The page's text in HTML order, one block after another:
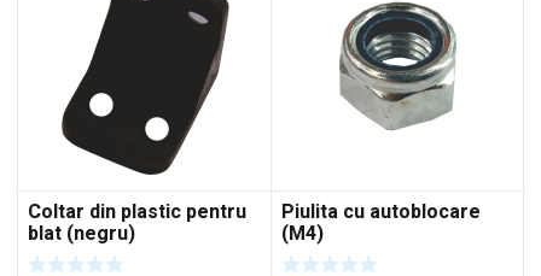
Coltar din plastic pentru
blat (negru)
Piulita cu autoblocare
(M4)